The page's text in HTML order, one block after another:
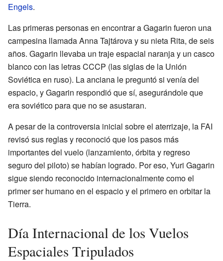
Engels.
Las primeras personas en encontrar a Gagarin fueron una
campesina llamada Anna Tajtárova y su nieta Rita, de seis
años. Gagarin llevaba un traje espacial naranja y un casco
blanco con las letras CCCP (las siglas de la Unión
Soviética en ruso). La anciana le preguntó si venía del
espacio, y Gagarin respondió que sí, asegurándole que
era soviético para que no se asustaran.
A pesar de la controversia inicial sobre el aterrizaje, la FAI
revisó sus reglas y reconoció que los pasos más
importantes del vuelo (lanzamiento, órbita y regreso
seguro del piloto) se habían logrado. Por eso, Yuri Gagarin
sigue siendo reconocido internacionalmente como el
primer ser humano en el espacio y el primero en orbitar la
Tierra.
Día Internacional de los Vuelos
Espaciales Tripulados